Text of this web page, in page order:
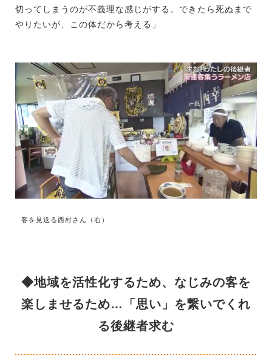
切ってしまうのが不義理な感じがする。できたら死ぬまで
やりたいが、この体だから考える」
客を見送る西村さん（右）
◆地域を活性化するため、なじみの客を
楽しませるため…「思い」を繋いでくれ
る後継者求む